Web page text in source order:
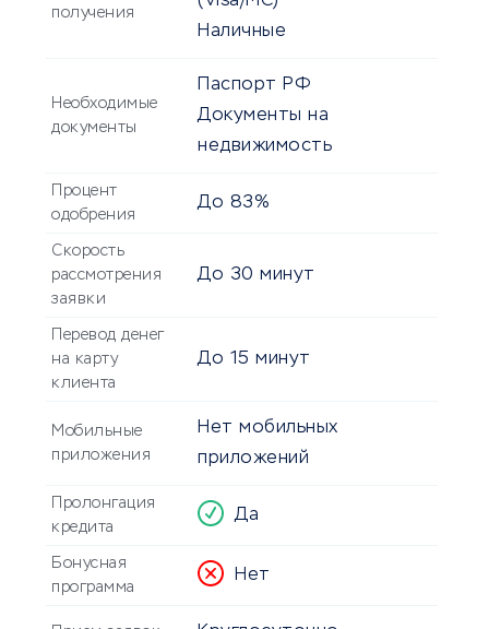
получения
Наличные
Необходимые
документы
Паспорт РФ
Документы на
недвижимость
Процент
одобрения
До 83%
Скорость
рассмотрения
заявки
До 30 минут
Перевод денег
на карту
клиента
До 15 минут
Мобильные
приложения
Нет мобильных
приложений
Пролонгация
кредита
Да
Бонусная
программа
Нет